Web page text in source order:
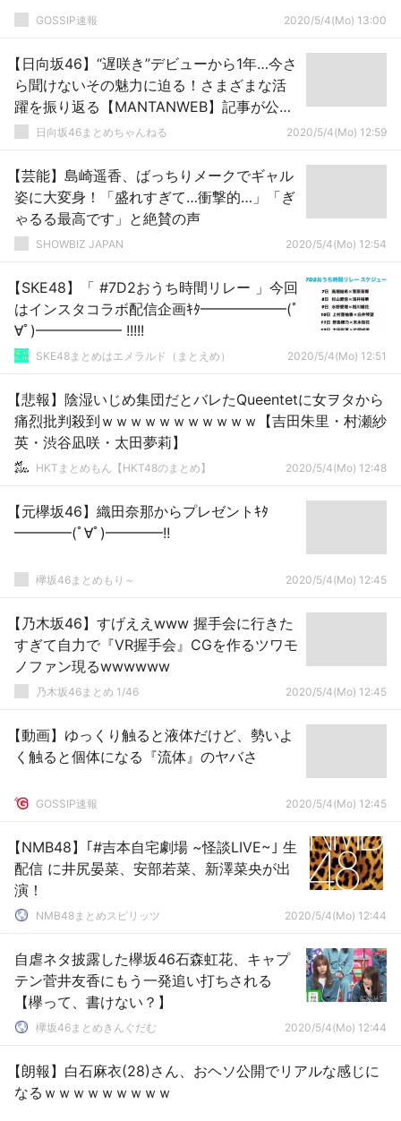
GOSSIP速報 2020/5/4(Mo) 13:00
【日向坂46】“遅咲き”デビューから1年…今さ
ら聞けないその魅力に迫る！さまざまな活
躍を振り返る【MANTANWEB】記事が公開
中！日向坂46まとめちゃんねる 2020/5/4(Mo) 12:59
【芸能】島崎遥香、ばっちりメークでギャル
姿に大変身！「盛れすぎて…衝撃的…」「ぎ
ゃるる最高です」と絶賛の声
SHOWBIZ JAPAN 2020/5/4(Mo) 12:54
【SKE48】「 #7D2おうち時間リレー 」今回
はインスタコラボ配信企画ｷﾀ━━━━━━(ﾟ
∀ﾟ)━━━━━━ !!!!!
SKE48まとめはエメラルド（まとえめ） 2020/5/4(Mo) 12:51
【悲報】陰湿いじめ集団だとバレたQueentetに女ヲタから
痛烈批判殺到ｗｗｗｗｗｗｗｗｗｗｗ【吉田朱里・村瀬紗
英・渋谷凪咲・太田夢莉】
HKTまとめもん【HKT48のまとめ】 2020/5/4(Mo) 12:48
【元欅坂46】織田奈那からプレゼントｷﾀ
━━━━(ﾟ∀ﾟ)━━━━!!
欅坂46まとめもり～ 2020/5/4(Mo) 12:45
【乃木坂46】すげええwww 握手会に行きた
すぎて自力で『VR握手会』CGを作るツワモ
ノファン現るwwwwww
乃木坂46まとめ 1/46 2020/5/4(Mo) 12:45
【動画】ゆっくり触ると液体だけど、勢いよ
く触ると個体になる『流体』のヤバさ
GOSSIP速報 2020/5/4(Mo) 12:45
【NMB48】｢#吉本自宅劇場 ~怪談LIVE~｣ 生
配信 に井尻晏菜、安部若菜、新澤菜央が出
演！
NMB48まとめスピリッツ 2020/5/4(Mo) 12:44
自虐ネタ披露した欅坂46石森虹花、キャプ
テン菅井友香にもう一発追い打ちされる
【欅って、書けない？】
欅坂46まとめきんぐだむ 2020/5/4(Mo) 12:44
【朗報】白石麻衣(28)さん、おヘソ公開でリアルな感じに
なるｗｗｗｗｗｗｗｗｗ